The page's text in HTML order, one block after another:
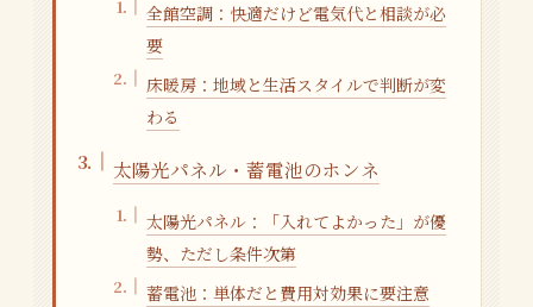
全館空調：快適だけど電気代と相談が必
要
床暖房：地域と生活スタイルで判断が変
わる
太陽光パネル・蓄電池のホンネ
太陽光パネル：「入れてよかった」が優
勢、ただし条件次第
蓄電池：単体だと費用対効果に要注意